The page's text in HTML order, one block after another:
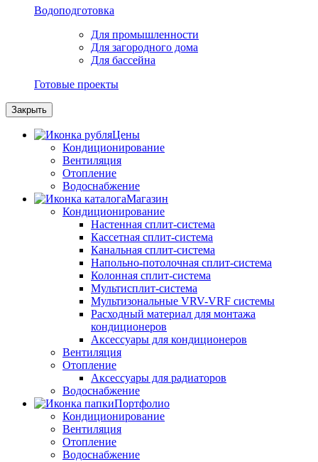
Водоподготовка
Для промышленности
Для загородного дома
Для бассейна
Готовые проекты
Закрыть
Цены
Кондиционирование
Вентиляция
Отопление
Водоснабжение
Магазин
Кондиционирование
Настенная сплит-система
Кассетная сплит-система
Канальная сплит-система
Напольно-потолочная сплит-система
Колонная сплит-система
Мультисплит-система
Мультизональные VRV-VRF системы
Расходный материал для монтажа
кондиционеров
Аксессуары для кондиционеров
Вентиляция
Отопление
Аксессуары для радиаторов
Водоснабжение
Портфолио
Кондиционирование
Вентиляция
Отопление
Водоснабжение